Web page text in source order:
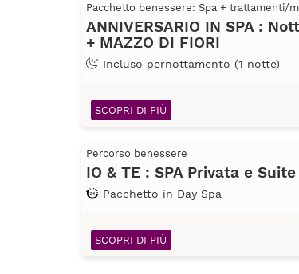
Pacchetto benessere: Spa + trattamenti/
ANNIVERSARIO IN SPA :
+ MAZZO DI FIORI
Incluso pernottamento (1 notte)
SCOPRI DI PIÙ
Percorso benessere
IO & TE : SPA Privata e
Pacchetto in Day Spa
SCOPRI DI PIÙ